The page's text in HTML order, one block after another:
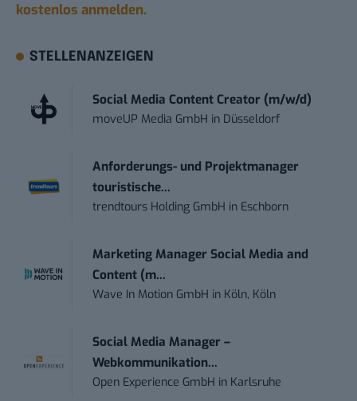
kostenlos anmelden.
STELLENANZEIGEN
Social Media Content Creator (m/w/d)
moveUP Media GmbH in Düsseldorf
Anforderungs- und Projektmanager
touristische...
trendtours Holding GmbH in Eschborn
Marketing Manager Social Media and
Content (m...
Wave In Motion GmbH in Köln, Köln
Social Media Manager –
Webkommunikation...
Open Experience GmbH in Karlsruhe